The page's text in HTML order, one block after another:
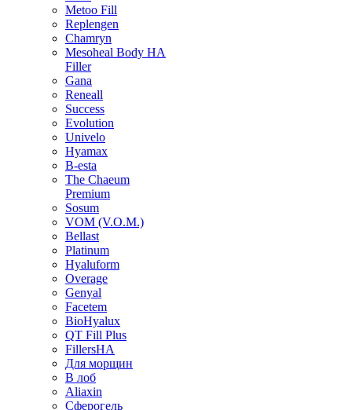
Metoo Fill
Replengen
Chamryn
Mesoheal Body HA
Filler
Gana
Reneall
Success
Evolution
Univelo
Hyamax
B-esta
The Chaeum
Premium
Sosum
VOM (V.O.M.)
Bellast
Platinum
Hyaluform
Overage
Genyal
Facetem
BioHyalux
QT Fill Plus
FillersHA
Для морщин
В лоб
Aliaxin
Сферогель